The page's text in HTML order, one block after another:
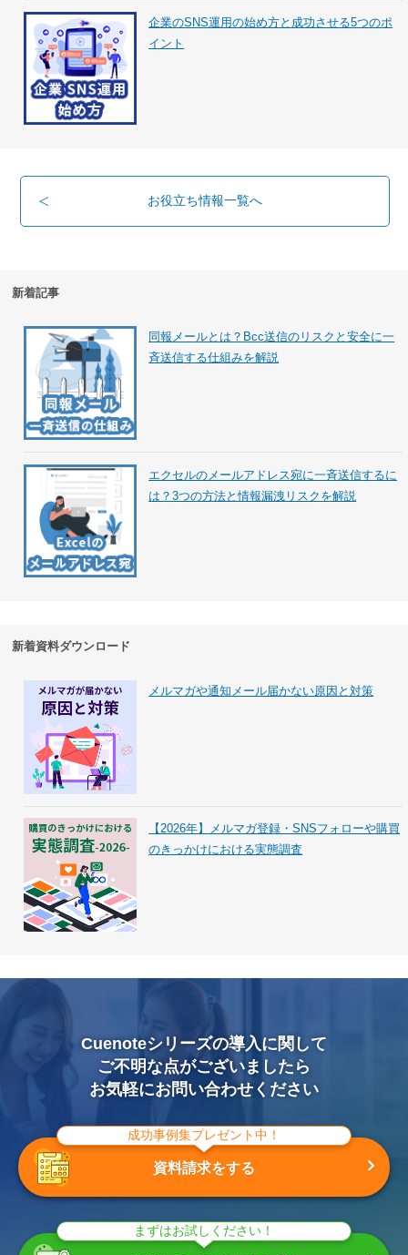
企業のSNS運用の始め方と成功させる5つのポ
イント
お役立ち情報一覧へ
新着記事
同報メールとは？Bcc送信のリスクと安全に一
斉送信する仕組みを解説
エクセルのメールアドレス宛に一斉送信するに
は？3つの方法と情報漏洩リスクを解説
新着資料ダウンロード
メルマガや通知メール届かない原因と対策
【2026年】メルマガ登録・SNSフォローや購買
のきっかけにおける実態調査
Cuenoteシリーズの導入に関して
ご不明な点がございましたら
お気軽にお問い合わせください
成功事例集プレゼント中！
資料請求をする
まずはお試しください！